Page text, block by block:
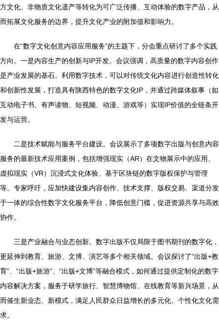
方文化、非物质文化遗产等转化为可广泛传播、互动体验的数字产品，从
而拓展文化服务的边界，提升文化产业的附加值和影响力。
在“数字文化创意内容应用服务”的主题下，分会重点研讨了多个实践
方向。一是内容生产的创新与IP开发。会议强调，高质量的数字内容创作
是产业发展的基石。利用数字技术，可以对传统文化内容进行创造性转化
和创新性发展，打造具有陕西特色的数字文化IP，并通过跨媒体叙事（如
互动电子书、有声读物、短视频、动漫、游戏等）实现IP价值的全链条开
发与运营。
二是技术赋能与服务平台建设。会议展示了多项数字出版与创意内容
服务的最新技术应用案例，包括增强现实（AR）在文物展示中的应用、
虚拟现实（VR）沉浸式文化体验、基于区块链的数字版权保护与管理
等。专家呼吁，应加快建设集内容创作、技术支撑、版权交易、渠道分发
于一体的综合性数字文化服务平台，降低创意门槛，促进资源共享与高效
协作。
三是产业融合与业态创新。数字出版不仅局限于图书期刊的数字化，
更延伸到教育、旅游、文博、演艺等多个相关领域。会议探讨了“出版+教
育”、“出版+旅游”、“出版+文博”等融合模式，如何通过提供定制化的数字
内容解决方案，服务于研学旅行、智慧博物馆、在线教育等新兴场景，从
而催生新业态、新模式，满足人民群众日益增长的多元化、个性化文化需
求。